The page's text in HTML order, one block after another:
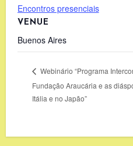
Encontros presenciais
VENUE
Buenos Aires
Webinário “Programa
Fundação Araucária e as
Itália e no Japão”